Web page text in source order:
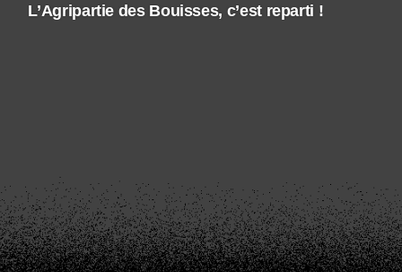
L’Agripartie des Bouisses, c’est reparti !